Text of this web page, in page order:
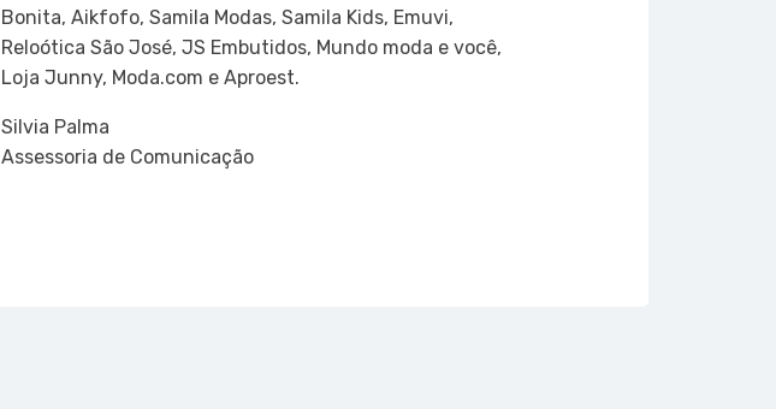
Bonita, Aikfofo, Samila Modas, Samila Kids, Emuvi,
Reloótica São José, JS Embutidos, Mundo moda e você,
Loja Junny, Moda.com e Aproest.
Silvia Palma
Assessoria de Comunicação